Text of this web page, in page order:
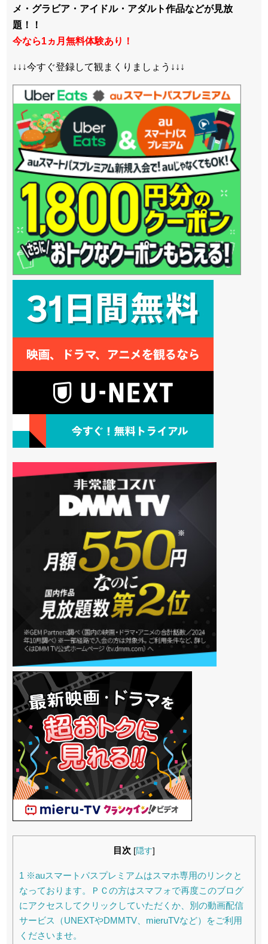
メ・グラビア・アイドル・アダルト作品などが見放
題！！
今なら1ヵ月無料体験あり！
↓↓↓今すぐ登録して観まくりましょう↓↓↓
目次 [隠す]
1 ※auスマートパスプレミアムはスマホ専用のリンクと
なっております。ＰＣの方はスマフォで再度このブログ
にアクセスしてクリックしていただくか、別の動画配信
サービス（UNEXTやDMMTV、mieruTVなど）をご利用
くださいませ。